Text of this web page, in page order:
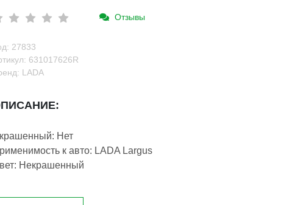
Отзывы
27833
631017626R
LADA
Нет
к авто: LADA Largus
Некрашенный